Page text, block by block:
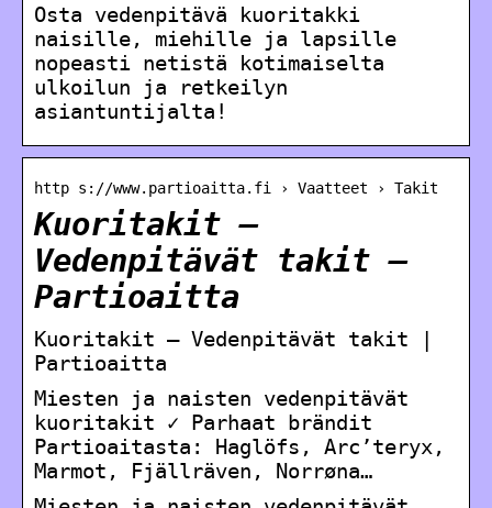
Osta vedenpitävä kuoritakki
naisille, miehille ja lapsille
nopeasti netistä kotimaiselta
ulkoilun ja retkeilyn
asiantuntijalta!
http s://www.partioaitta.fi › Vaatteet › Takit
Kuoritakit –
Vedenpitävät takit –
Partioaitta
Kuoritakit – Vedenpitävät takit |
Partioaitta
Miesten ja naisten vedenpitävät
kuoritakit ✓ Parhaat brändit
Partioaitasta: Haglöfs, Arc’teryx,
Marmot, Fjällräven, Norrøna…